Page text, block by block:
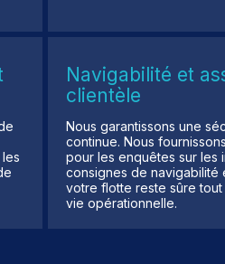
Navigabilité et
clientèle
Nous garantissons une
continue. Nous
pour les enquêtes sur les
consignes de navigabilité
votre flotte reste sûre
vie opérationnelle.